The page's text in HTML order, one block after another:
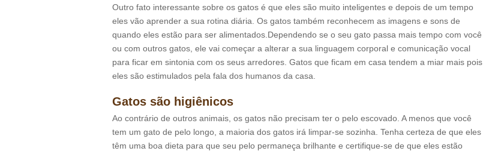
Outro fato interessante sobre os gatos é que eles são muito inteligentes e depois de um tempo
eles vão aprender a sua rotina diária. Os gatos também reconhecem as imagens e sons de
quando eles estão para ser alimentados.Dependendo se o seu gato passa mais tempo com você
ou com outros gatos, ele vai começar a alterar a sua linguagem corporal e comunicação vocal
para ficar em sintonia com os seus arredores. Gatos que ficam em casa tendem a miar mais pois
eles são estimulados pela fala dos humanos da casa.
Gatos são higiênicos
Ao contrário de outros animais, os gatos não precisam ter o pelo escovado. A menos que você
tem um gato de pelo longo, a maioria dos gatos irá limpar-se sozinha. Tenha certeza de que eles
têm uma boa dieta para que seu pelo permaneça brilhante e certifique-se de que eles estão